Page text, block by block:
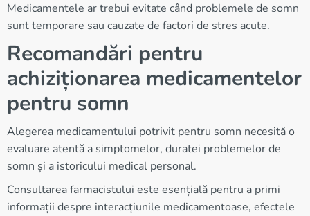
Medicamentele ar trebui evitate când problemele de somn
sunt temporare sau cauzate de factori de stres acute.
Recomandări pentru
achiziționarea medicamentelor
pentru somn
Alegerea medicamentului potrivit pentru somn necesită o
evaluare atentă a simptomelor, duratei problemelor de
somn și a istoricului medical personal.
Consultarea farmacistului este esențială pentru a primi
informații despre interacțiunile medicamentoase, efectele